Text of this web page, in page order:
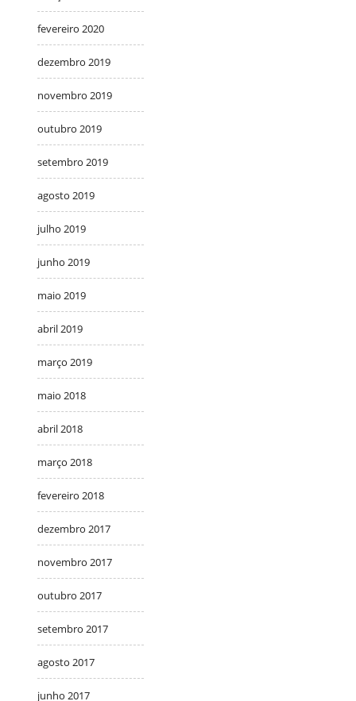
fevereiro 2020
dezembro 2019
novembro 2019
outubro 2019
setembro 2019
agosto 2019
julho 2019
junho 2019
maio 2019
abril 2019
março 2019
maio 2018
abril 2018
março 2018
fevereiro 2018
dezembro 2017
novembro 2017
outubro 2017
setembro 2017
agosto 2017
junho 2017